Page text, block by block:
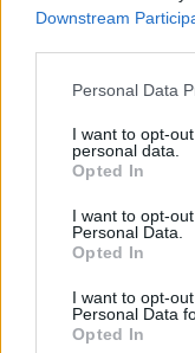
Downstream
Please note that
not limited to your
grant or deny
use your data for
consent section.
Personal Data
I want to opt-
personal data.
Opted In
I want to opt-
Personal Data.
Opted In
I want to opt-
Personal Data
Opted In
film